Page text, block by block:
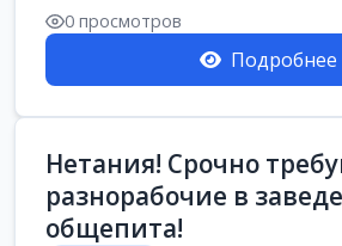
Свежие вакансии в Нетании дл...
0 просмотров
Подробнее
Нетания! Срочно
разнорабочие в
общепита!